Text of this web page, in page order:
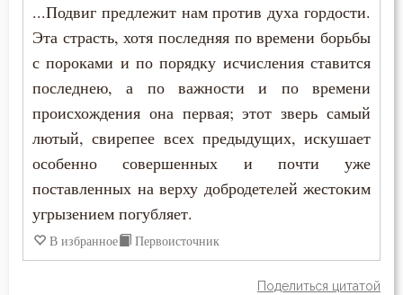
...Подвиг предлежит нам против духа гордости.
Эта страсть, хотя последняя по времени борьбы
с пороками и по порядку исчисления ставится
последнею, а по важности и по времени
происхождения она первая; этот зверь самый
лютый, свирепее всех предыдущих, искушает
особенно совершенных и почти уже
поставленных на верху добродетелей жестоким
угрызением погубляет.
В избранное Первоисточник
Поделиться цитатой